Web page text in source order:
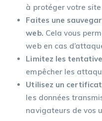
à protéger votre
Faites une
web. Cela vous
web en cas
Limitez les
empêcher les
Utilisez un certificat
les données
navigateurs de vos